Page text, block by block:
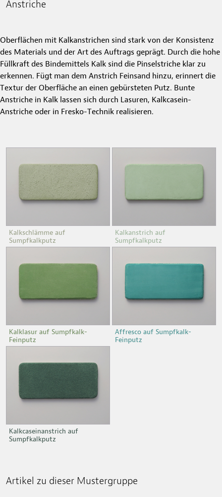
Anstriche
Oberflächen mit Kalkanstrichen sind stark von der Konsistenz
des Materials und der Art des Auftrags geprägt. Durch die hohe
Füllkraft des Bindemittels Kalk sind die Pinselstriche klar zu
erkennen. Fügt man dem Anstrich Feinsand hinzu, erinnert die
Textur der Oberfläche an einen gebürsteten Putz. Bunte
Anstriche in Kalk lassen sich durch Lasuren, Kalkcasein-
Anstriche oder in Fresko-Technik realisieren.
Kalkschlämme auf
Sumpfkalkputz
Kalkanstrich auf
Sumpfkalkputz
Kalklasur auf Sumpfkalk-
Feinputz
Affresco auf Sumpfkalk-
Feinputz
Kalkcaseinanstrich auf
Sumpfkalkputz
Artikel zu dieser Mustergruppe